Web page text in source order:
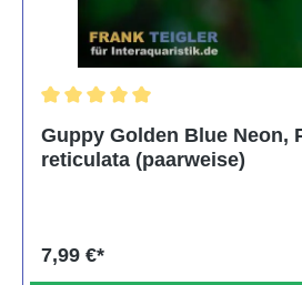
Guppy Golden Blue Neon,
reticulata (paarweise)
7,99 €*